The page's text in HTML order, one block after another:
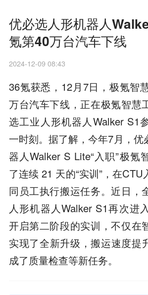
优必选人形机器人
氪第40万台汽车下线
2024-12-09 08:43
36氪获悉，12月7日，极氪智
万台汽车下线，正在极氪智慧
选工业人形机器人Walker S1
一时刻。据了解，今年7月，优
器人Walker S Lite“入职”极氪
了连续 21 天的“实训”，在
同员工执行搬运任务。近日，
人形机器人Walker S1再次进
开启第二阶段的实训，不仅在
实现了全新升级，搬运速度提
成了质量检查等新任务。